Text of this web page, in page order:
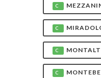
C
C
C
C